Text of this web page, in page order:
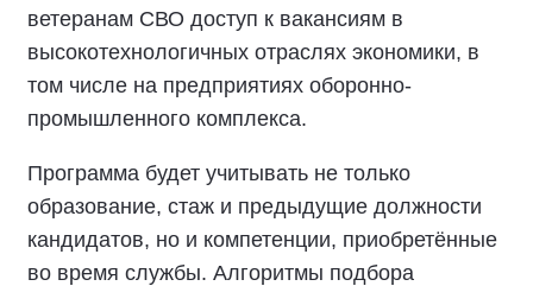
ветеранам СВО доступ к вакансиям в
высокотехнологичных отраслях экономики, в
том числе на предприятиях оборонно-
промышленного комплекса.
Программа будет учитывать не только
образование, стаж и предыдущие должности
кандидатов, но и компетенции, приобретённые
во время службы. Алгоритмы подбора